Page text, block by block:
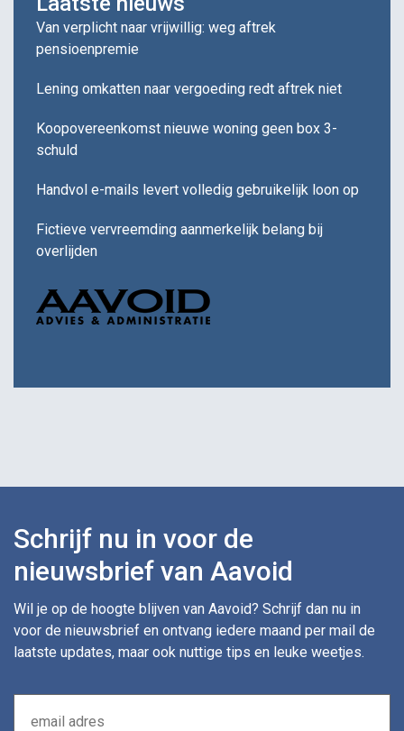
Van verplicht naar vrijwillig: weg aftrek
pensioenpremie
Lening omkatten naar vergoeding redt aftrek niet
Koopovereenkomst nieuwe woning geen box 3-
schuld
Handvol e-mails levert volledig gebruikelijk loon op
Fictieve vervreemding aanmerkelijk belang bij
overlijden
Schrijf nu in voor de
nieuwsbrief van Aavoid
Wil je op de hoogte blijven van Aavoid? Schrijf dan nu in
voor de nieuwsbrief en ontvang iedere maand per mail de
laatste updates, maar ook nuttige tips en leuke weetjes.